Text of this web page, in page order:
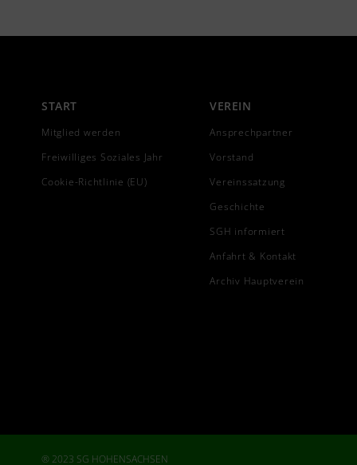
START
Mitglied werden
Freiwilliges Soziales Jahr
Cookie-Richtlinie (EU)
VEREIN
Ansprechpartner
Vorstand
Vereinssatzung
Geschichte
SGH informiert
Anfahrt & Kontakt
Archiv Hauptverein
® 2023 SG HOHENSACHSEN